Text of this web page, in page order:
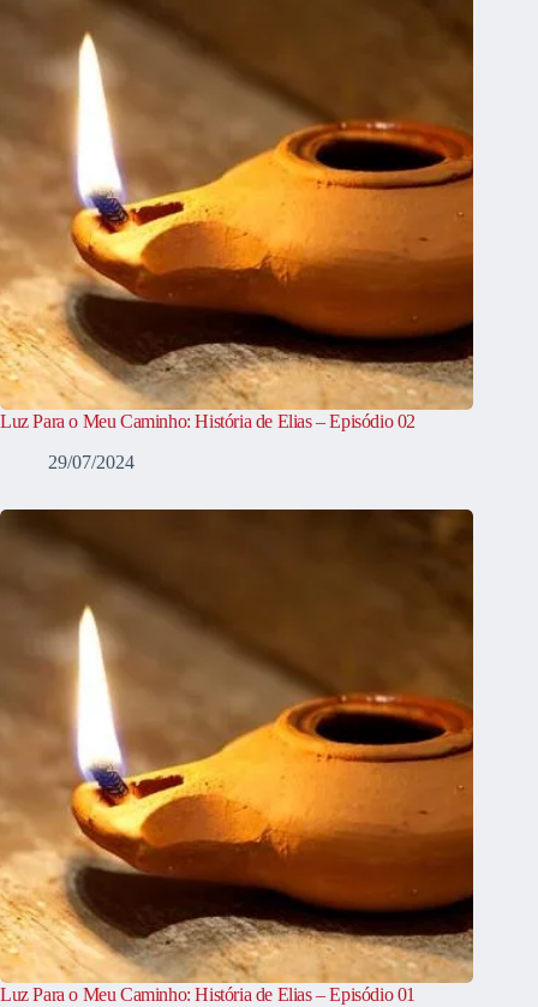
Luz Para o Meu Caminho: História de Elias – Episódio 02
29/07/2024
Luz Para o Meu Caminho: História de Elias – Episódio 01